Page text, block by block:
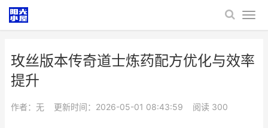
玫丝版本传奇道士炼药配方优化与效率
提升
作者：无 更新时间：2026-05-01 08:43:59 阅读 300